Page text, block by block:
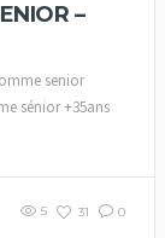
–
senior
sénior +35ans
5 31 0